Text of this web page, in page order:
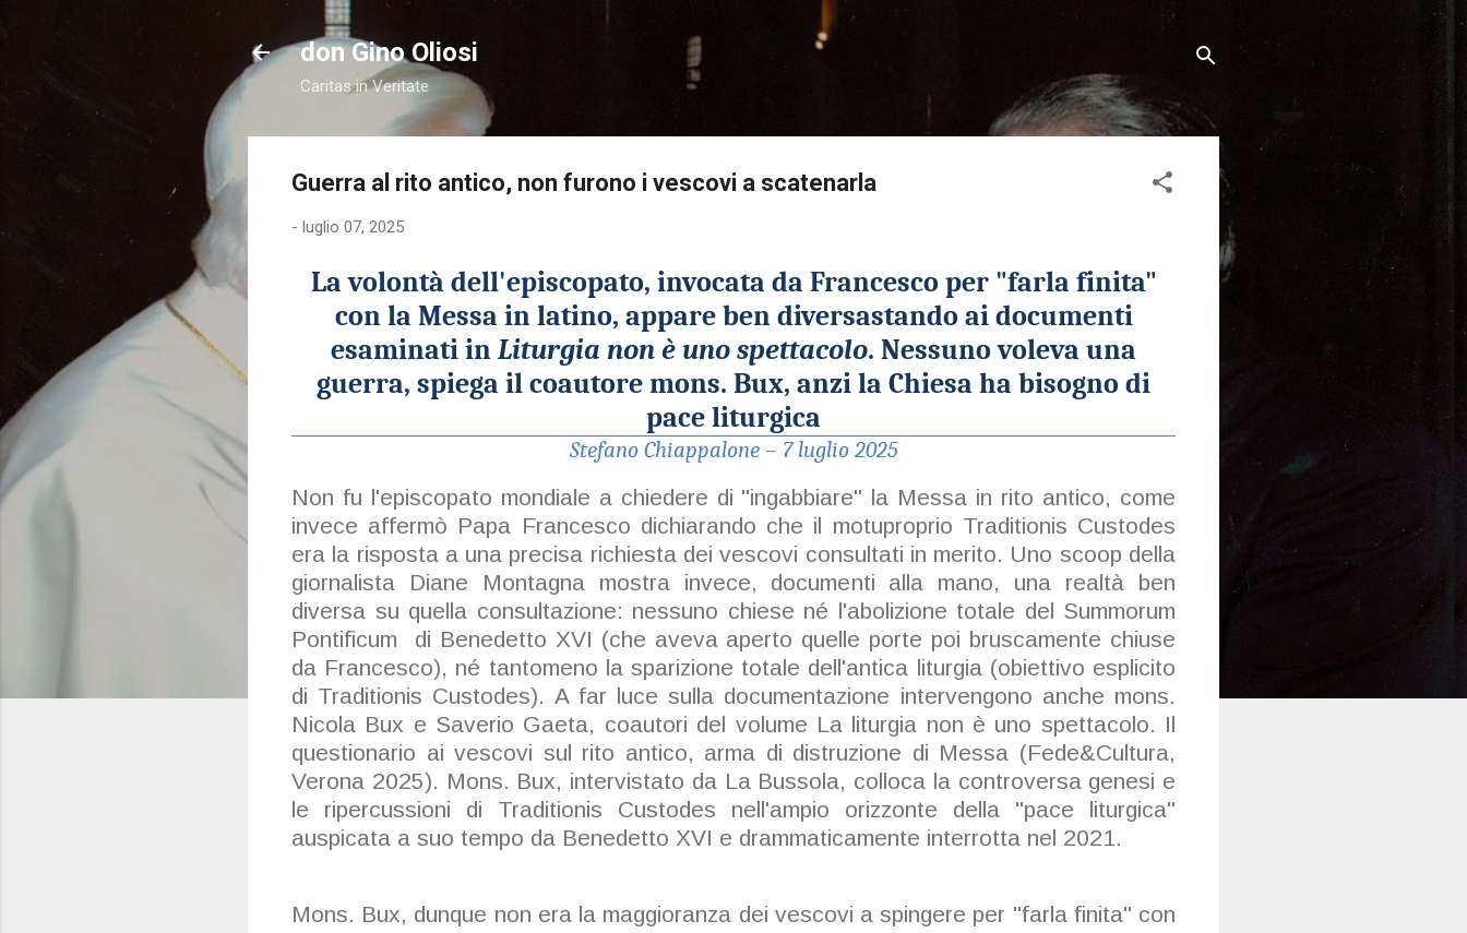
Passa ai contenuti principali
don Gino Oliosi
Caritas in Veritate
Guerra al rito antico, non furono i vescovi a scatenarla
- luglio 07, 2025
La volontà dell'episcopato, invocata da Francesco per "farla finita"
con la Messa in latino, appare ben diversastando ai documenti
esaminati in Liturgia non è uno spettacolo. Nessuno voleva una
guerra, spiega il coautore mons. Bux, anzi la Chiesa ha bisogno di
pace liturgica
Stefano Chiappalone – 7 luglio 2025
Non fu l'episcopato mondiale a chiedere di "ingabbiare" la Messa in rito antico, come
invece affermò Papa Francesco dichiarando che il motuproprio Traditionis Custodes
era la risposta a una precisa richiesta dei vescovi consultati in merito. Uno scoop della
giornalista Diane Montagna mostra invece, documenti alla mano, una realtà ben
diversa su quella consultazione: nessuno chiese né l'abolizione totale del Summorum
Pontificum di Benedetto XVI (che aveva aperto quelle porte poi bruscamente chiuse
da Francesco), né tantomeno la sparizione totale dell'antica liturgia (obiettivo esplicito
di Traditionis Custodes). A far luce sulla documentazione intervengono anche mons.
Nicola Bux e Saverio Gaeta, coautori del volume La liturgia non è uno spettacolo. Il
questionario ai vescovi sul rito antico, arma di distruzione di Messa (Fede&Cultura,
Verona 2025). Mons. Bux, intervistato da La Bussola, colloca la controversa genesi e
le ripercussioni di Traditionis Custodes nell'ampio orizzonte della "pace liturgica"
auspicata a suo tempo da Benedetto XVI e drammaticamente interrotta nel 2021.
Mons. Bux, dunque non era la maggioranza dei vescovi a spingere per "farla finita" con